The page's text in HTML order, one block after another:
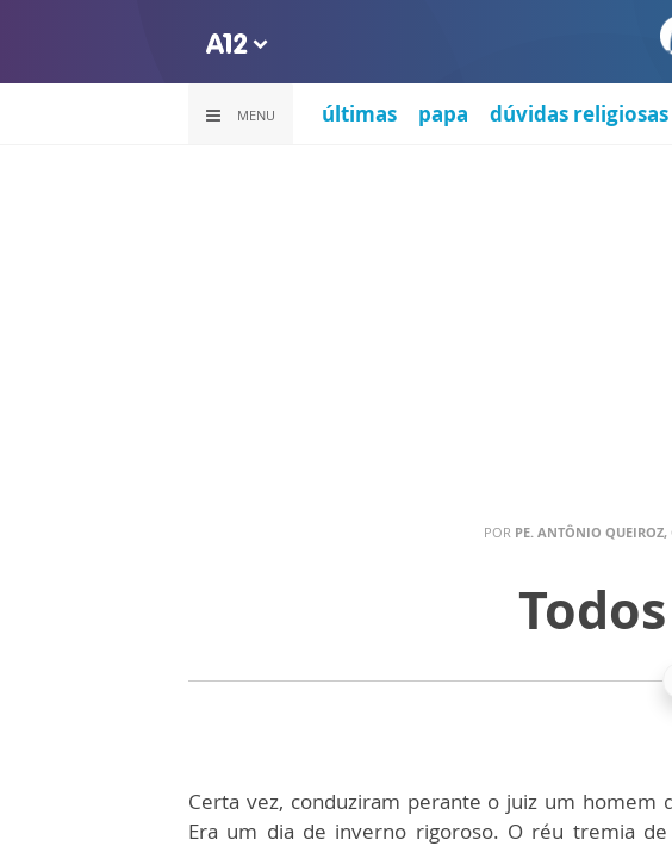
MENU últimas papa dúvidas religiosas
POR PE. ANTÔNIO
Certa vez, conduziram perante o juiz um homem
Era um dia de inverno rigoroso. O réu tremia